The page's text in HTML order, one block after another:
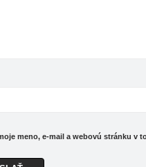
meno, e-mail a webovú stránku v